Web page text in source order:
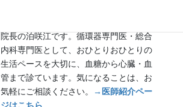
院長の泊咲江です。循環器専門医・総合
内科専門医として、おひとりおひとりの
生活ペースを大切に、血糖から心臓・血
管まで診ています。気になることは、お
気軽にご相談ください。
→医師紹介ペー